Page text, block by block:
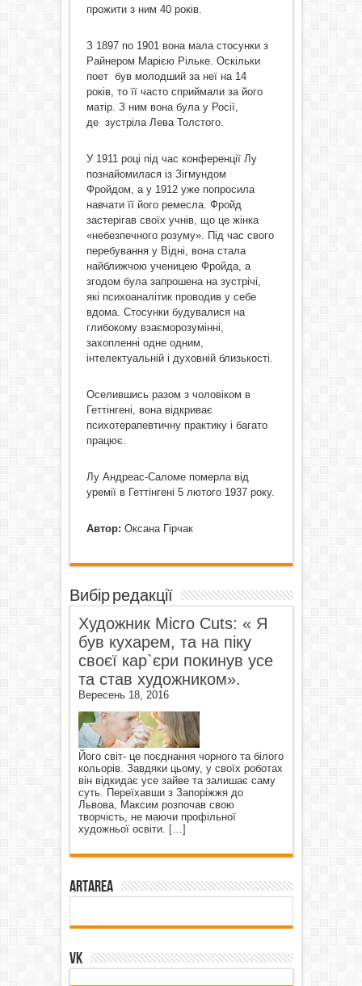
прожити з ним 40 років.
З 1897 по 1901 вона мала стосунки з
Райнером Марією Рільке. Оскільки
поет був молодший за неї на 14
років, то її часто сприймали за його
матір. З ним вона була у Росії,
де зустріла Лева Толстого.
У 1911 році під час конференції Лу
познайомилася із Зігмундом
Фройдом, а у 1912 уже попросила
навчати її його ремесла. Фройд
застерігав своїх учнів, що це жінка
«небезпечного розуму». Під час свого
перебування у Відні, вона стала
найближчою ученицею Фройда, а
згодом була запрошена на зустрічі,
які психоаналітик проводив у себе
вдома. Стосунки будувалися на
глибокому взаєморозумінні,
захопленні одне одним,
інтелектуальній і духовній близькості.
Оселившись разом з чоловіком в
Геттінгені, вона відкриває
психотерапевтичну практику і багато
працює.
Лу Андреас-Саломе померла від
уремії в Геттінгені 5 лютого 1937 року.
Автор: Оксана Гірчак
Вибір редакції
Художник Micro Cuts: « Я
був кухарем, та на піку
своєї кар`єри покинув усе
та став художником».
Вересень 18, 2016
Його світ- це поєднання чорного та білого
кольорів. Завдяки цьому, у своїх роботах
він відкидає усе зайве та залишає саму
суть. Переїхавши з Запоріжжя до
Львова, Максим розпочав свою
творчість, не маючи профільної
художньої освіти. […]
ArtArea
VK